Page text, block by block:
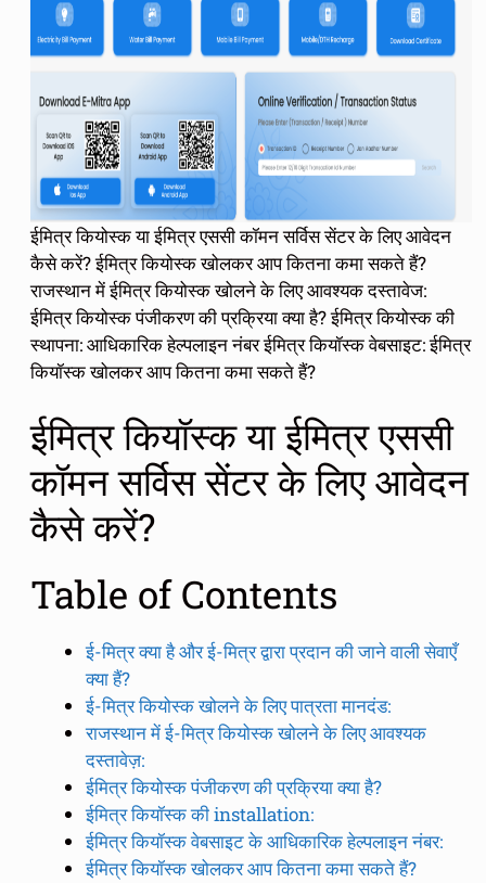
ईमित्र कियोस्क या ईमित्र एससी कॉमन सर्विस सेंटर के लिए आवेदन
कैसे करें? ईमित्र कियोस्क खोलकर आप कितना कमा सकते हैं?
राजस्थान में ईमित्र कियोस्क खोलने के लिए आवश्यक दस्तावेज:
ईमित्र कियोस्क पंजीकरण की प्रक्रिया क्या है? ईमित्र कियोस्क की
स्थापना: आधिकारिक हेल्पलाइन नंबर ईमित्र कियॉस्क वेबसाइट: ईमित्र
कियॉस्क खोलकर आप कितना कमा सकते हैं?
ईमित्र कियॉस्क या ईमित्र एससी
कॉमन सर्विस सेंटर के लिए आवेदन
कैसे करें?
Table of Contents
ई-मित्र क्या है और ई-मित्र द्वारा प्रदान की जाने वाली सेवाएँ
क्या हैं?
ई-मित्र कियोस्क खोलने के लिए पात्रता मानदंड:
राजस्थान में ई-मित्र कियोस्क खोलने के लिए आवश्यक
दस्तावेज़:
ईमित्र कियोस्क पंजीकरण की प्रक्रिया क्या है?
ईमित्र कियॉस्क की installation:
ईमित्र कियॉस्क वेबसाइट के आधिकारिक हेल्पलाइन नंबर:
ईमित्र कियॉस्क खोलकर आप कितना कमा सकते हैं?